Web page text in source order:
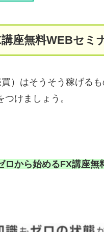
座無料WEBセミ
）はそうそう稼げるも
けましょう。
ロから始めるFX講座無